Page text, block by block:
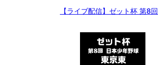
【ライブ配信】ゼット杯 第8回